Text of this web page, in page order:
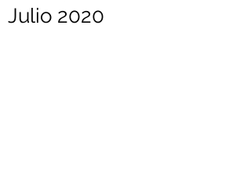
Julio 2020